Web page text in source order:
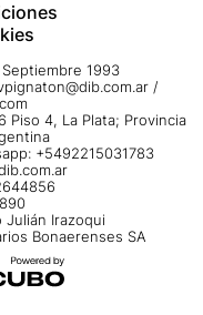
1993
/
Piso 4, La Plata; Provincia
+5492215031783
Julián Irazoqui
Bonaerenses SA